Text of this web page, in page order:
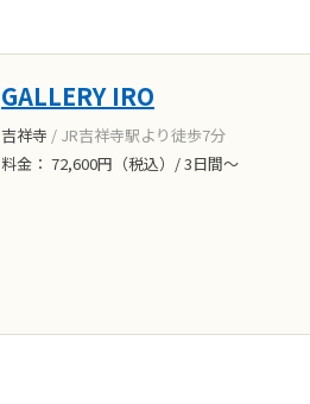
GALLERY IRO
吉祥寺 / JR吉祥寺駅より徒歩7分
料金： 72,600円（税込）/ 3日間～